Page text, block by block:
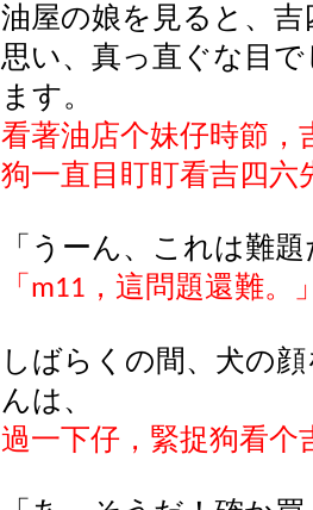
油屋の娘を見ると、
思い、真っ直ぐな目
ます。
看著油店个妹仔時節，
狗一直目盯盯看吉四六
「うーん、これは難
「 m11 ，這問題還難。
しばらくの間、犬の
んは、
過一下仔，緊捉狗看个